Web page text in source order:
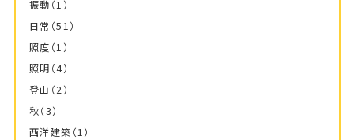
振動 （1）
日常 （51）
照度 （1）
照明 （4）
登山 （2）
秋（3）
西洋建築 （1）